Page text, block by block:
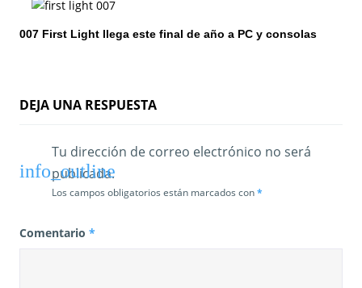
r
d
s
007 First Light llega este final de año a PC y consolas
DEJA UNA RESPUESTA
Tu dirección de correo electrónico no será
publicada.
Los campos obligatorios están marcados con*
Comentario *